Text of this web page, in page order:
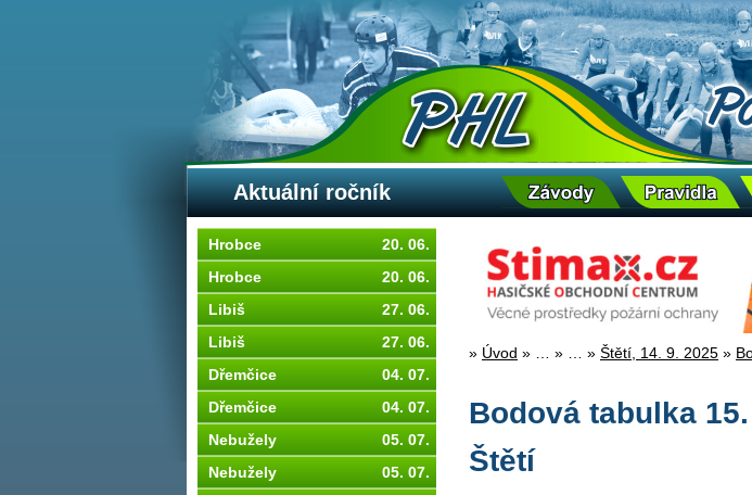
» Úvod » » » Štětí, 14. 9. 2025 »
Bodová tabulka
Štětí
Aktuální ročník
Hrobce
20. 06.
Hrobce
20. 06.
Libiš
27. 06.
Libiš
27. 06.
Dřemčice
04. 07.
Dřemčice
04. 07.
Nebužely
05. 07.
Nebužely
05. 07.